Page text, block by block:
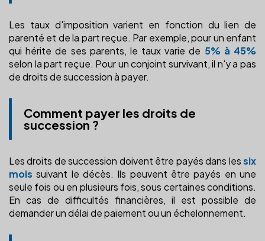
Les taux d'imposition varient en fonction du lien de
parenté et de la part reçue. Par exemple, pour un enfant
qui hérite de ses parents, le taux varie de 5% à 45%
selon la part reçue. Pour un conjoint survivant, il n'y a pas
de droits de succession à payer.
Comment payer les droits de
succession ?
Les droits de succession doivent être payés dans lessix
mois suivant le décès. Ils peuvent être payés en une
seule fois ou en plusieurs fois, sous certaines conditions.
En cas de difficultés financières, il est possible de
demander un délai de paiement ou un échelonnement.